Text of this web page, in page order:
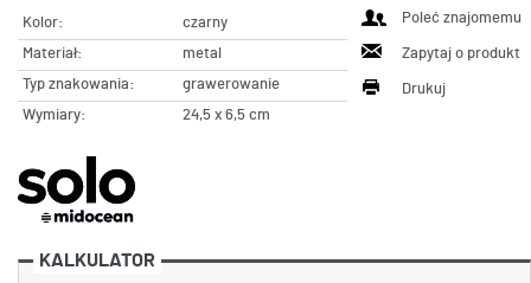
Kolor:
czarny
Materiał:
metal
Typ znakowania:
grawerowanie
Wymiary:
24,5 x 6,5 cm
Poleć znajomemu
Zapytaj o produkt
Drukuj
KALKULATOR